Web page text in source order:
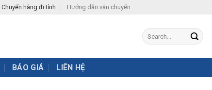
Chuyển hàng đi tỉnh Hướng dẫn vận chuyển
BÁO GIÁ LIÊN HỆ